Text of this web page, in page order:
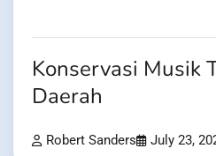
Konservasi Musik
Daerah
Robert Sanders July 23,